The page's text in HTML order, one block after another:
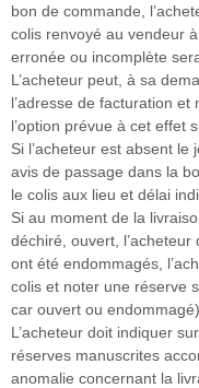
bon de commande,
colis renvoyé au vendeur
erronée ou incomplète
L’acheteur peut, à sa
l’adresse de facturation et
l’option prévue à cet effet
Si l’acheteur est absent
avis de passage dans la
le colis aux lieu et délai
Si au moment de la
déchiré, ouvert, l’acheteur
ont été endommagés,
colis et noter une réserve
car ouvert ou endommagé).
L’acheteur doit indiquer
réserves manuscrites
anomalie concernant la